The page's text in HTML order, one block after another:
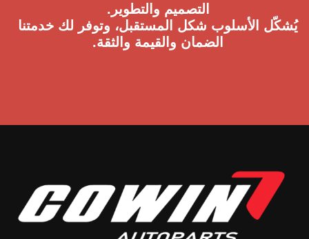
التصميم والتطوير.
يُشكّل الأسلوب شكل المستقبل، وتوفر لك خدمتنا
الضمان والقيمة والثقة.